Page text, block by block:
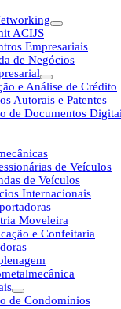
ACIJS
Empresariais
de Negócios
e Análise de Crédito
Autorais e Patentes
de Documentos
de Veículos
de Veículos
Internacionais
Moveleira
e Confeitaria
de Condomínios